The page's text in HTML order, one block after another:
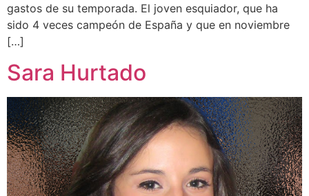
gastos de su temporada. El joven esquiador, que ha
sido 4 veces campeón de España y que en noviembre
[…]
Sara Hurtado